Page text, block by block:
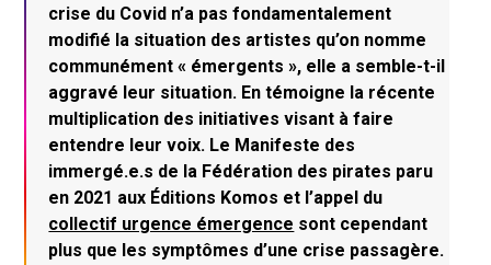
crise du Covid n’a pas fondamentalement
modifié la situation des artistes qu’on nomme
communément « émergents », elle a semble-t-il
aggravé leur situation. En témoigne la récente
multiplication des initiatives visant à faire
entendre leur voix. Le Manifeste des
immergé.e.s de la Fédération des pirates paru
en 2021 aux Éditions Komos et l’appel du
collectif urgence émergence sont cependant
plus que les symptômes d’une crise passagère.